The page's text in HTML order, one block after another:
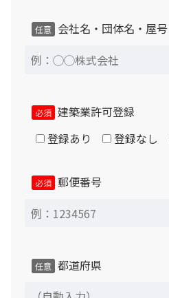
任意 会社名・団体名・屋号
必須 建築業許可登録
登録あり
登録なし
必須 郵便番号
任意 都道府県